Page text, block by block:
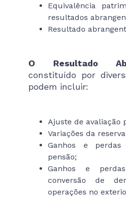
Equivalência
resultados
Resultado
O Resultado
constituído por
podem incluir:
Ajuste de avaliação
Variações da
Ganhos e
pensão;
Ganhos e
conversão de
operações no